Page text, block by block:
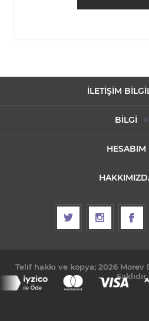
İLETIŞIM
BILGI
HESABIM
Telif hakkı ve kopya; 2026 Morev
Saklıdır.